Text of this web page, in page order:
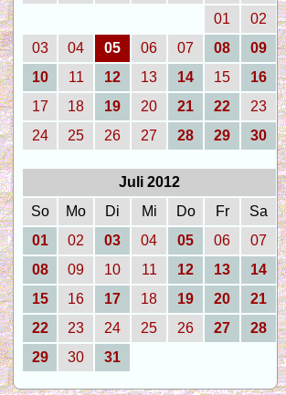
01
02
03
04 05 06 07 08
09
10
11 12 13 14 15
16
17
18 19 20 21 22
23
24
25 26 27 28 29 30
Juli 2012
So
Mo Di Mi Do Fr
Sa
01
02 03 04 05 06
07
08
09 10 11 12 13
14
15
16 17 18 19 20
21
22
23 24 25 26 27
28
29
30 31